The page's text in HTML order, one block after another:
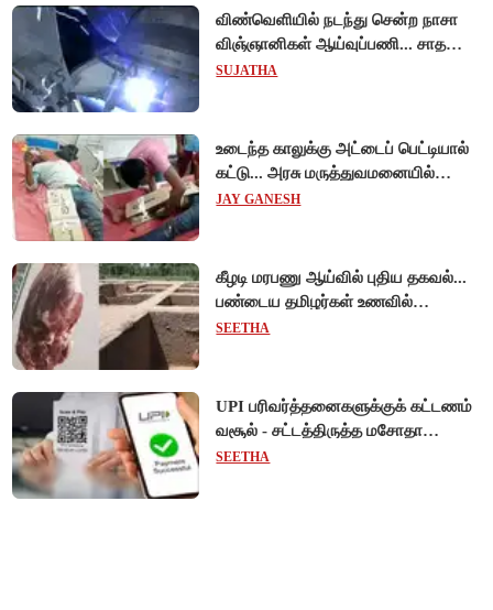
விண்வெளியில் நடந்து சென்ற நாசா
விஞ்ஞானிகள் ஆய்வுப்பணி... சாதனை
!
SUJATHA
உடைந்த காலுக்கு அட்டைப் பெட்டியால்
கட்டு... அரசு மருத்துவமனையில்
விநோத சிகிச்சை... அதிர்ச்சி வீடியோ!
JAY GANESH
கீழடி மரபணு ஆய்வில் புதிய தகவல்...
பண்டைய தமிழர்கள் உணவில்
அதிகளவு இறைச்சி பயன்பாடு!
SEETHA
UPI பரிவர்த்தனைகளுக்குக் கட்டணம்
வசூல் - சட்டத்திருத்த மசோதா
நிறைவேற்றம்!
SEETHA